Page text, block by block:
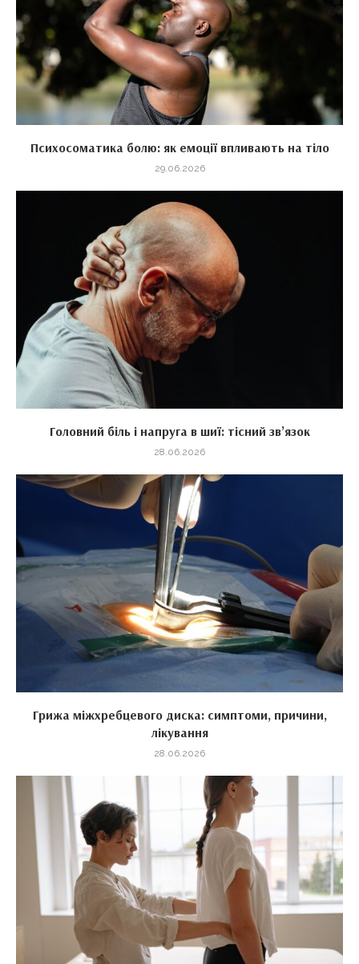
Психосоматика болю: як емоції впливають на тіло
29.06.2026
Головний біль і напруга в шиї: тісний зв’язок
28.06.2026
Грижа міжхребцевого диска: симптоми, причини,
лікування
28.06.2026